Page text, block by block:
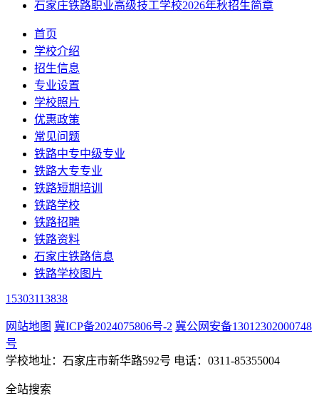
石家庄铁路职业高级技工学校2026年秋招生简章
首页
学校介绍
招生信息
专业设置
学校照片
优惠政策
常见问题
铁路中专中级专业
铁路大专专业
铁路短期培训
铁路学校
铁路招聘
铁路资料
石家庄铁路信息
铁路学校图片
15303113838
网站地图 冀ICP备2024075806号-2 冀公网安备13012302000748
号
学校地址：石家庄市新华路592号 电话：0311-85355004
全站搜索